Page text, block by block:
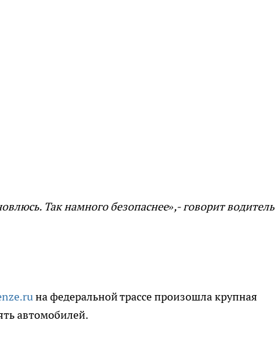
Так намного безопаснее»,- говорит водитель
на федеральной трассе произошла крупная
автомобилей.